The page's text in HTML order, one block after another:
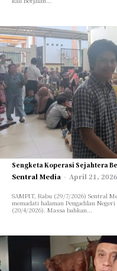
Sengketa Koperasi Sejahtera
Sentral Media - April 21, 2026
SAMPIT, Rabu (29/7/2026) Sentral
memadati halaman Pengadilan
(20/4/2026). Massa bahkan...